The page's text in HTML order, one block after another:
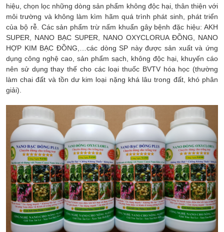
hiệu, chọn lọc những dòng sản phẩm không độc hại, thân thiện với
môi trường và không làm kìm hãm quá trình phát sinh, phát triển
của bộ rễ. Các sản phẩm trừ nấm khuẩn gây bệnh đặc hiệu: AKH
SUPER, NANO BẠC SUPER, NANO OXYCLORUA ĐỒNG, NANO
HỢP KIM BẠC ĐỒNG,…các dòng SP này được sản xuất và ứng
dụng công nghệ cao, sản phẩm sạch, không độc hại, khuyến cáo
nên sử dụng thay thế cho các loại thuốc BVTV hóa học (thường
làm chai đất và tồn dư kim loại nặng khá lâu trong đất, khó phân
giải).